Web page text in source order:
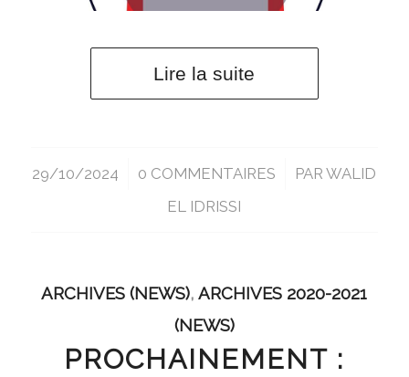
Lire la suite
29/10/2024
/ 0 COMMENTAIRES
/ PARWALID
EL IDRISSI
ARCHIVES (NEWS),ARCHIVES 2020-2021
(NEWS)
PROCHAINEMENT :